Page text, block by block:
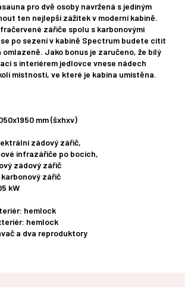
pro dvě osoby navržená s jediným
ten nejlepší zážitek v moderní kabině.
zářiče spolu s karbonovými
po sezení v kabině Spectrum budete cítit
Jako bonus je zaručeno, že bílý
s interiérem jedlovce vnese nádech
místnosti, ve které je kabina umístěna.
mm (šxhxv)
zádový zářič,
infrazářiče po bocích,
zádový zářič
zářič
kW
hemlock
hemlock
a dva reproduktory